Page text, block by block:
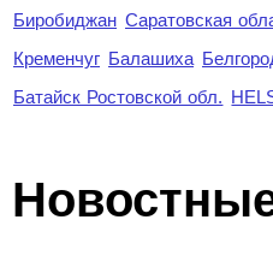
Биробиджан Саратовская
Кременчуг Балашиха
Батайск Ростовской обл.